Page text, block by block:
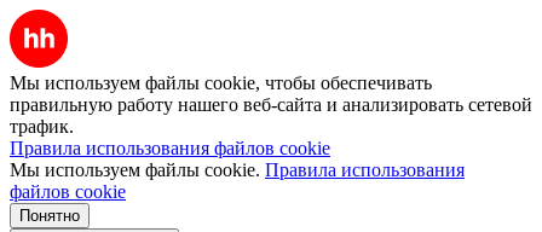
Мы используем файлы cookie, чтобы обеспечивать
правильную работу нашего веб-сайта и анализировать сетевой
трафик.
Правила использования файлов cookie
Мы используем файлы cookie. Правила использования
файлов cookie
Понятно